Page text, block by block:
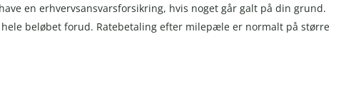
en erhvervsansvarsforsikring, hvis noget går galt på din grund.
hele beløbet forud. Ratebetaling efter milepæle er normalt på større